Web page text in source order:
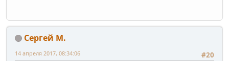
Сергей М.
#20
14 апреля 2017, 08:34:06